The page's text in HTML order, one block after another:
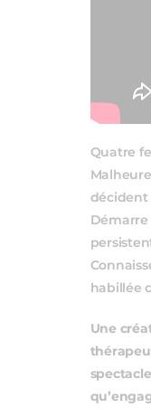
Quatre
décident
habillée
Une